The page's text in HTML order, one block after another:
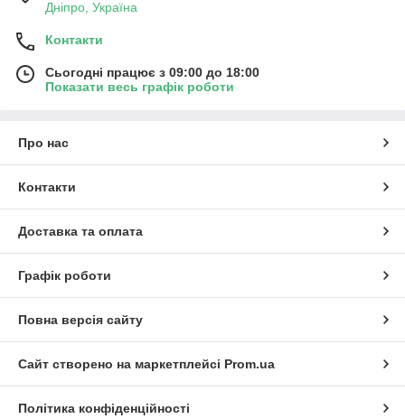
Дніпро, Україна
Контакти
Сьогодні працює з 09:00 до 18:00
Показати весь графік роботи
Про нас
Контакти
Доставка та оплата
Графік роботи
Повна версія сайту
Сайт створено на маркетплейсі Prom.ua
Політика конфіденційності